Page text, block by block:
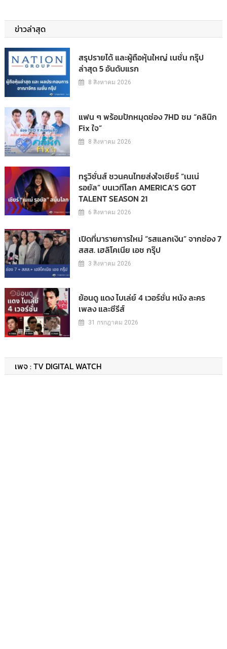
ข่าวล่าสุด
สรุปรายได้ และผู้ถือหุ้นใหญ่ เนชั่น กรุ๊ป
ล่าสุด 5 อันดับแรก
8 สิงหาคม 2026
แฟน ๆ พร้อมปักหมุดช่อง 7HD ชม “คลินิก
Fix ใจ”
8 สิงหาคม 2026
ทรูวิชั่นส์ ชวนคนไทยส่งใจเชียร์ “เนเน่
รอยัล” บนเวทีโลก AMERICA’S GOT
TALENT SEASON 21
6 สิงหาคม 2026
เปิดที่มารายการใหม่ “รสแลกเงิน” จากช่อง 7
สสส. เฮลิโคเนีย เอช กรุ๊ป
3 สิงหาคม 2026
ย้อนดู แดง ไบเล่ย์ 4 เวอร์ชั่น หนัง ละคร
เพลง และซีรีส์
31 กรกฎาคม 2026
เพจ : TV DIGITAL WATCH